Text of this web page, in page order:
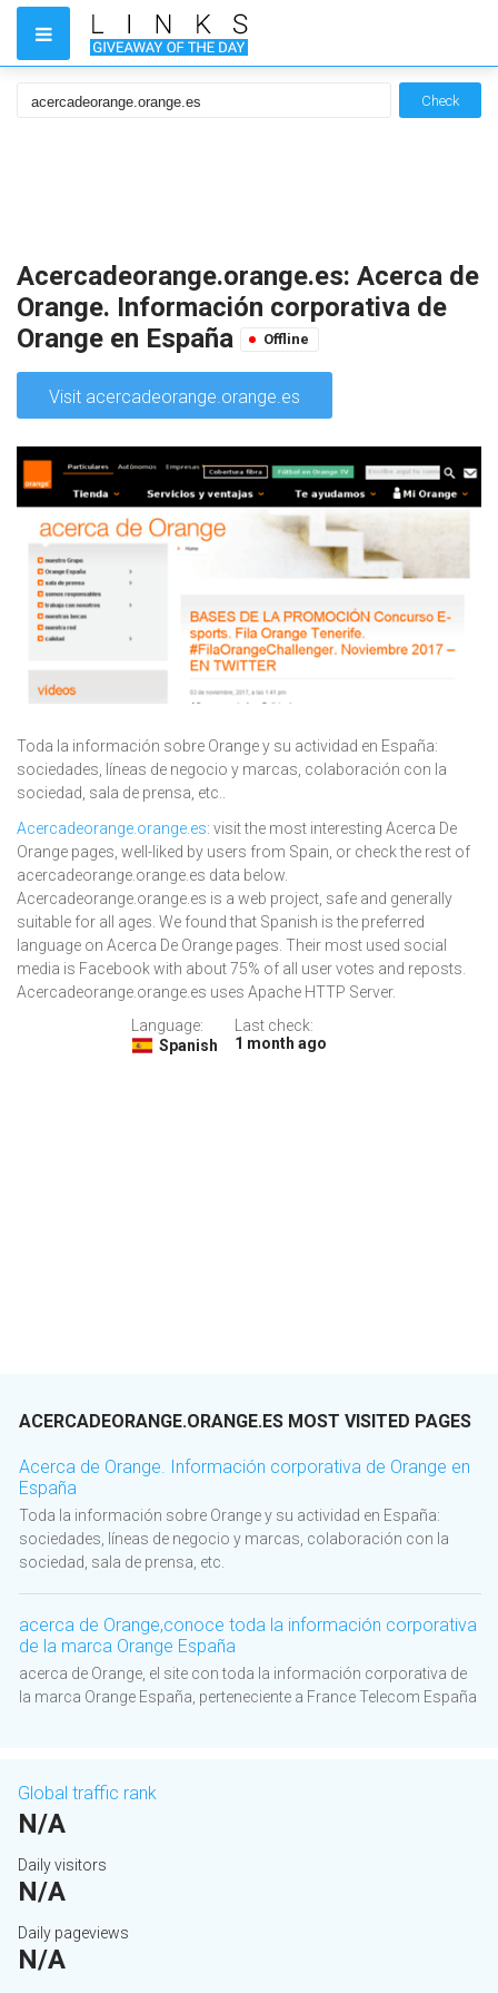
Check
Acercadeorange.orange.es: Acerca de
Orange. Información corporativa de
Orange en España
Offline
Visit acercadeorange.orange.es
Toda la información sobre Orange y su actividad en España:
sociedades, líneas de negocio y marcas, colaboración con la
sociedad, sala de prensa, etc..
Acercadeorange.orange.es: visit the most interesting Acerca De
Orange pages, well-liked by users from Spain, or check the rest of
acercadeorange.orange.es data below.
Acercadeorange.orange.es is a web project, safe and generally
suitable for all ages. We found that Spanish is the preferred
language on Acerca De Orange pages. Their most used social
media is Facebook with about 75% of all user votes and reposts.
Acercadeorange.orange.es uses Apache HTTP Server.
Language:
Spanish
Last check:
1 month ago
ACERCADEORANGE.ORANGE.ES MOST VISITED PAGES
Acerca de Orange. Información corporativa de Orange en
España
Toda la información sobre Orange y su actividad en España:
sociedades, líneas de negocio y marcas, colaboración con la
sociedad, sala de prensa, etc.
acerca de Orange,conoce toda la información corporativa
de la marca Orange España
acerca de Orange, el site con toda la información corporativa de
la marca Orange España, perteneciente a France Telecom España
Global traffic rank
N/A
Daily visitors
N/A
Daily pageviews
N/A